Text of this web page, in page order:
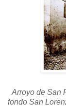
Arroyo de San
fondo San